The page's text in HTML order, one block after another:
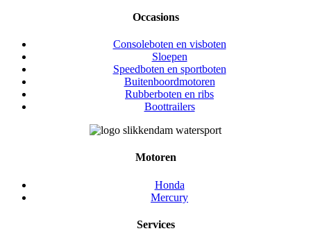
Occasions
Consoleboten en visboten
Sloepen
Speedboten en sportboten
Buitenboordmotoren
Rubberboten en ribs
Boottrailers
Motoren
Honda
Mercury
Services